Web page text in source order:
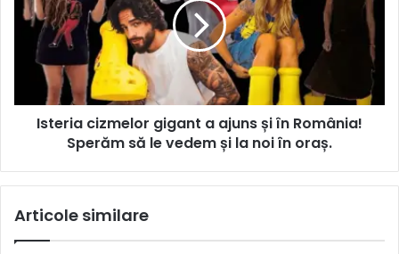
Isteria cizmelor gigant a ajuns și în România!
Sperăm să le vedem și la noi în oraș.
Articole similare